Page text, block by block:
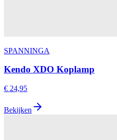
SPANNINGA
Kendo XDO Koplamp
€ 24,95
Bekijken